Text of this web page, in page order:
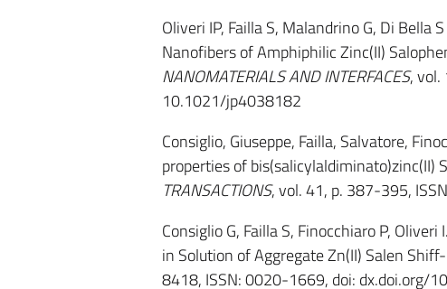
Oliveri IP, Failla S, Malandrino G, Di
Nanofibers of Amphiphilic Zinc(II)
NANOMATERIALS AND INTERFACES, vol.
10.1021/jp4038182
Consiglio, Giuseppe, Failla, Salvatore,
properties of bis(salicylaldiminato)zinc(II)
TRANSACTIONS, vol. 41, p. 387-395,
Consiglio G, Failla S, Finocchiaro P,
in Solution of Aggregate Zn(II) Salen
8418, ISSN: 0020-1669, doi: dx.doi.org/